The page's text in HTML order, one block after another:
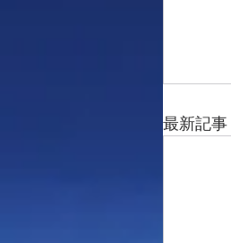
最新記事